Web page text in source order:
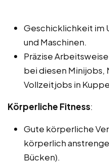
Geschicklichkeit im
und Maschinen.
Präzise
bei diesen Minijobs,
Vollzeitjobs in
Körperliche Fitness:
Gute körperliche
körperlich
Bücken).